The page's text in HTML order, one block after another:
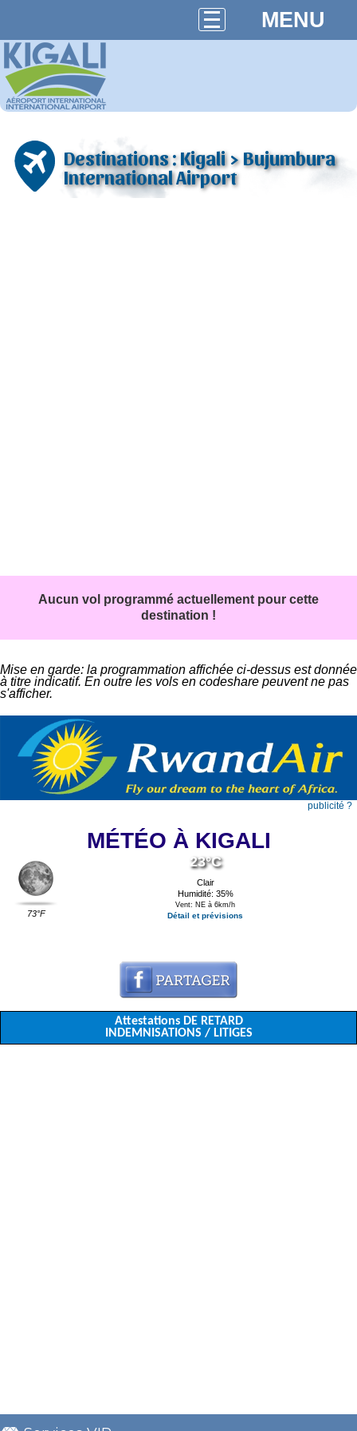
MENU
Destinations : Kigali > Bujumbura
International Airport
Aucun vol programmé actuellement pour cette
destination !
Mise en garde: la programmation affichée ci-dessus est donnée
à titre indicatif. En outre les vols en codeshare peuvent ne pas
s'afficher.
publicité ?
MÉTÉO À KIGALI
73°F
23°C
Clair
Humidité: 35%
Vent: NE à 6km/h
Détail et prévisions
Attestations DE RETARD
INDEMNISATIONS / LITIGES